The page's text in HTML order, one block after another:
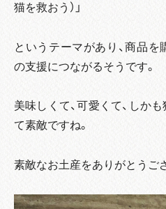
猫を救おう）」
というテーマがあり、商品
の支援につながるそうです。
美味しくて、可愛くて、しか
て素敵ですね。
素敵なお土産をありがとうご